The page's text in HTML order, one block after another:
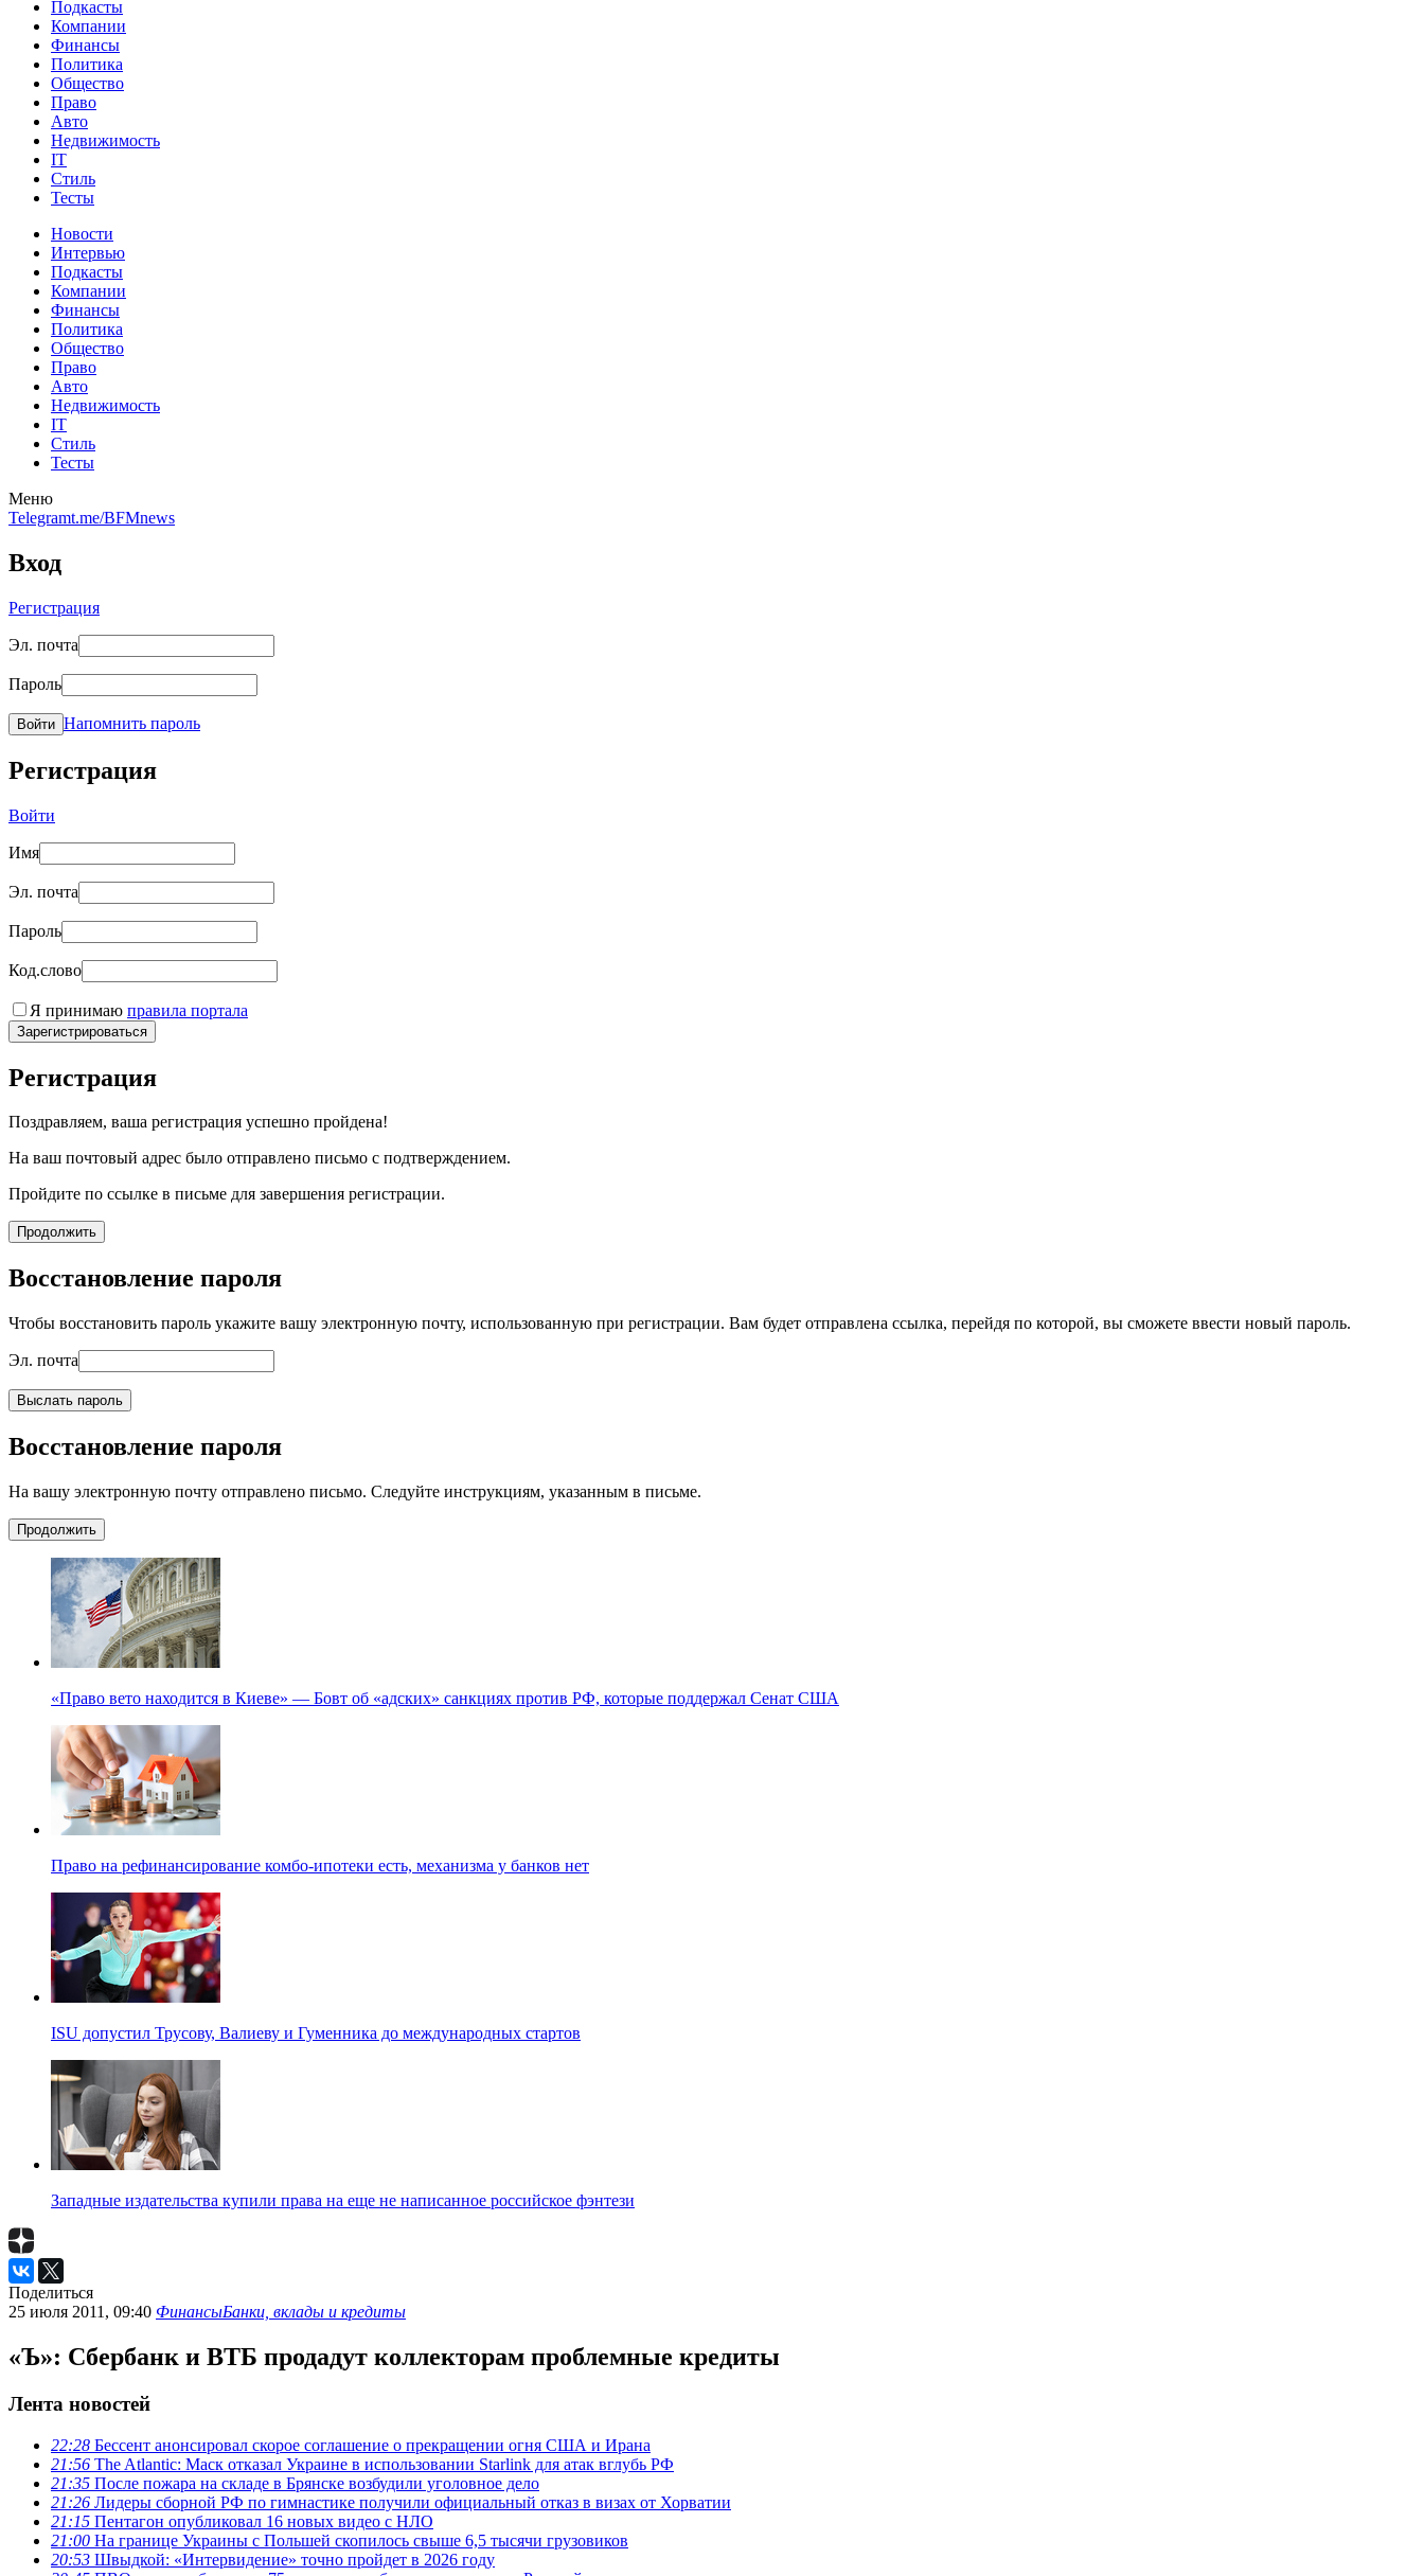
Подкасты
Компании
Финансы
Политика
Общество
Право
Авто
Недвижимость
IT
Стиль
Тесты
Новости
Интервью
Подкасты
Компании
Финансы
Политика
Общество
Право
Авто
Недвижимость
IT
Стиль
Тесты
Меню
Telegramt.me/BFMnews
Вход
Регистрация
Эл. почта
Пароль
Войти Напомнить пароль
Регистрация
Войти
Имя
Эл. почта
Пароль
Код.слово
Я принимаю правила портала
Зарегистрироваться
Регистрация
Поздравляем, ваша регистрация успешно пройдена!
На ваш почтовый адрес было отправлено письмо с подтверждением.
Пройдите по ссылке в письме для завершения регистрации.
Продолжить
Восстановление пароля
Чтобы восстановить пароль укажите вашу электронную почту, использованную при регистрации. Вам будет отправлена ссылка, перейдя по которой, вы сможете ввести новый пароль.
Эл. почта
Выслать пароль
Восстановление пароля
На вашу электронную почту отправлено письмо. Следуйте инструкциям, указанным в письме.
Продолжить
«Право вето находится в Киеве» — Бовт об «адских» санкциях против РФ, которые поддержал Сенат США
Право на рефинансирование комбо-ипотеки есть, механизма у банков нет
ISU допустил Трусову, Валиеву и Гуменника до международных стартов
Западные издательства купили права на еще не написанное российское фэнтези
Поделиться
25 июля 2011, 09:40 ФинансыБанки, вклады и кредиты
«Ъ»: Сбербанк и ВТБ продадут коллекторам проблемные кредиты
Лента новостей
22:28 Бессент анонсировал скорое соглашение о прекращении огня США и Ирана
21:56 The Atlantic: Маск отказал Украине в использовании Starlink для атак вглубь РФ
21:35 После пожара на складе в Брянске возбудили уголовное дело
21:26 Лидеры сборной РФ по гимнастике получили официальный отказ в визах от Хорватии
21:15 Пентагон опубликовал 16 новых видео с НЛО
21:00 На границе Украины с Польшей скопилось свыше 6,5 тысячи грузовиков
20:53 Швыдкой: «Интервидение» точно пройдет в 2026 году